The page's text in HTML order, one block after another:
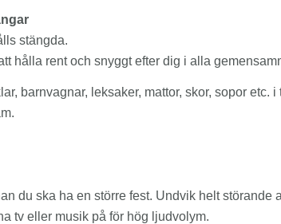
stängda.
hålla rent och snyggt efter dig i alla
barnvagnar, leksaker, mattor, skor, sopor
du ska ha en större fest. Undvik helt
tv eller musik på för hög ljudvolym.